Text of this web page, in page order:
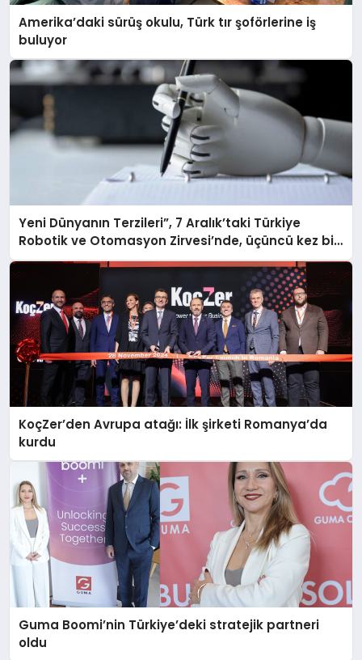
Amerika’daki sürüş okulu, Türk tır şoförlerine iş
buluyor
Yeni Dünyanın Terzileri”, 7 Aralık’taki Türkiye
Robotik ve Otomasyon Zirvesi’nde, üçüncü kez bir
araya geliyor
KoçZer’den Avrupa atağı: İlk şirketi Romanya’da
kurdu
Guma Boomi’nin Türkiye’deki stratejik partneri
oldu